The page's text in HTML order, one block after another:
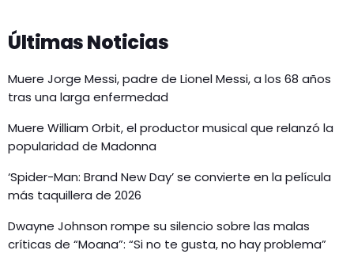
Últimas Noticias
Muere Jorge Messi, padre de Lionel Messi, a los 68 años
tras una larga enfermedad
Muere William Orbit, el productor musical que relanzó la
popularidad de Madonna
‘Spider-Man: Brand New Day’ se convierte en la película
más taquillera de 2026
Dwayne Johnson rompe su silencio sobre las malas
críticas de “Moana”: “Si no te gusta, no hay problema”